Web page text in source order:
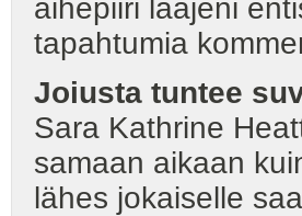
aihepiiri laajeni
tapahtumia
Joiusta tuntee
Sara Kathrine
samaan aikaan
lähes jokaiselle